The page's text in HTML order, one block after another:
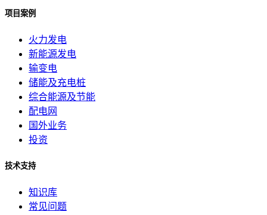
项目案例
火力发电
新能源发电
输变电
储能及充电桩
综合能源及节能
配电网
国外业务
投资
技术支持
知识库
常见问题